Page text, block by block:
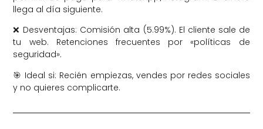
llega al día siguiente.
❌ Desventajas: Comisión alta (5.99%). El cliente sale de
tu web. Retenciones frecuentes por «políticas de
seguridad».
🎯 Ideal si: Recién empiezas, vendes por redes sociales
y no quieres complicarte.